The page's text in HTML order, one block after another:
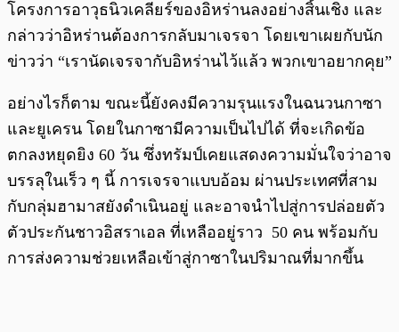
โครงการอาวุธนิวเคลียร์ของอิหร่านลงอย่างสิ้นเชิง และ
กล่าวว่าอิหร่านต้องการกลับมาเจรจา โดยเขาเผยกับนัก
ข่าวว่า “เรานัดเจรจากับอิหร่านไว้แล้ว พวกเขาอยากคุย”
อย่างไรก็ตาม ขณะนี้ยังคงมีความรุนแรงในฉนวนกาซา
และยูเครน โดยในกาซามีความเป็นไปได้ ที่จะเกิดข้อ
ตกลงหยุดยิง 60 วัน ซึ่งทรัมป์เคยแสดงความมั่นใจว่าอาจ
บรรลุในเร็ว ๆ นี้ การเจรจาแบบอ้อม ผ่านประเทศที่สาม
กับกลุ่มฮามาสยังดำเนินอยู่ และอาจนำไปสู่การปล่อยตัว
ตัวประกันชาวอิสราเอล ที่เหลืออยู่ราว 50 คน พร้อมกับ
การส่งความช่วยเหลือเข้าสู่กาซาในปริมาณที่มากขึ้น